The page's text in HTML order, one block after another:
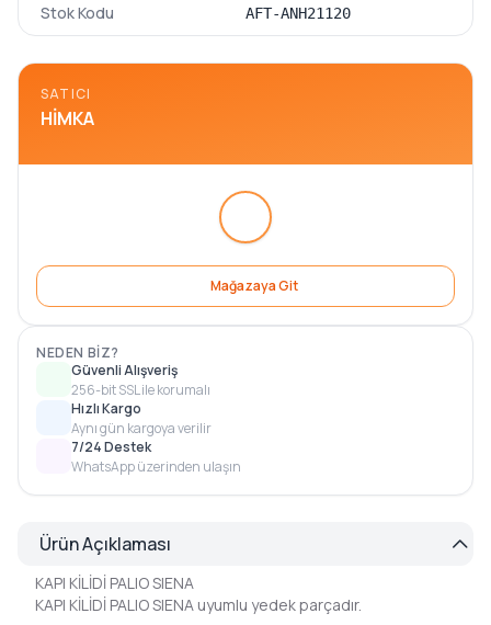
Stok Kodu AFT-ANH21120
SATICI
HIMKA
Mağazaya Git
NEDEN BIZ?
Güvenli Alışveriş
256-bit SSL ile korumalı
Hızlı Kargo
Aynı gün kargoya verilir
7/24 Destek
WhatsApp üzerinden ulaşın
Ürün Açıklaması
KAPI KİLİDİ PALIO SIENA
KAPI KİLİDİ PALIO SIENA uyumlu yedek parçadır.